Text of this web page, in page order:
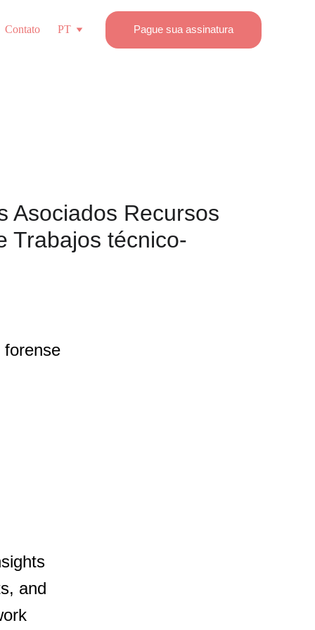
Contato PT Pague sua assinatura
Asociados Recursos
Trabajos técnico-
forense
and